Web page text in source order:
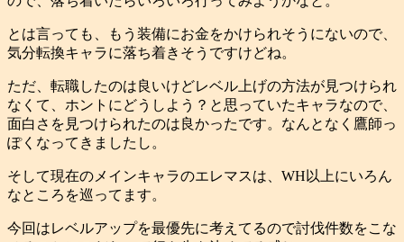
とは言っても、もう装備にお金をかけられそうにないので、
気分転換キャラに落ち着きそうですけどね。
ただ、転職したのは良いけどレベル上げの方法が見つけられ
なくて、ホントにどうしよう？と思っていたキャラなので、
面白さを見つけられたのは良かったです。なんとなく鷹師っ
ぽくなってきましたし。
そして現在のメインキャラのエレマスは、WH以上にいろん
なところを巡ってます。
今回はレベルアップを最優先に考えてるので討伐件数をこな